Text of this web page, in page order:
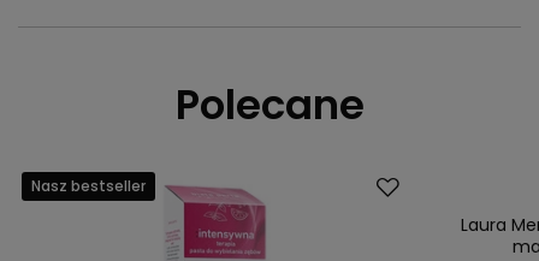
Polecane
Nasz bestseller
NaszLaura